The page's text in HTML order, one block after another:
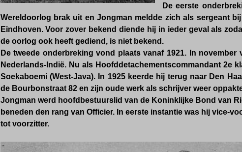
De eerste
Wereldoorlog brak uit en Jongman meldde zich als sergeant
Eindhoven. Voor zover bekend diende hij in ieder geval als
de oorlog ook heeft gediend, is niet bekend.
De tweede onderbreking vond plaats vanaf 1921. In
Nederlands-Indië. Nu als Hoofddetachementscommandant 2e
Soekaboemi (West-Java). In 1925 keerde hij terug naar Den
de Bourbonstraat 82 en zijn oude werk als schrijver weer
Jongman werd hoofdbestuurslid van de Koninklijke Bond van
beneden den rang van Officier. In eerste instantie was hij vice-
tot voorzitter.